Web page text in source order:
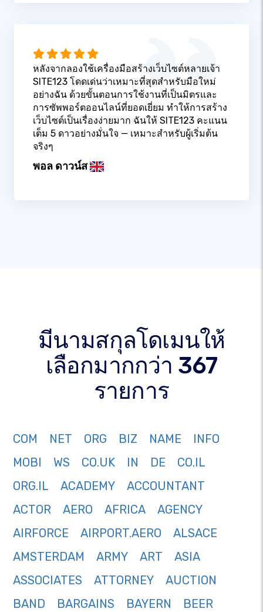
หลังจากลองใช้เครื่องมือสร้างเว็บไซต์หลายเจ้า
SITE123 โดดเด่นว่าเหมาะที่สุดสำหรับมือใหม่
อย่างฉัน ด้วยขั้นตอนการใช้งานที่เป็นมิตรและ
การซัพพอร์ตออนไลน์ที่ยอดเยี่ยม ทำให้การสร้าง
เว็บไซต์เป็นเรื่องง่ายมาก ฉันให้ SITE123 คะแนน
เต็ม 5 ดาวอย่างมั่นใจ — เหมาะสำหรับผู้เริ่มต้น
จริงๆ
พอล ดาวน์ส
มีนามสกุลโดเมนให้
เลือกมากกว่า 367
รายการ
COM NET ORG BIZ NAME
INFO
MOBI
WS CO.UK IN DE
CO.IL
ORG.IL
ACADEMY
ACCOUNTANT
ACTOR
AERO AFRICA
AGENCY
AIRFORCE
AIRPORT.AERO
ALSACE
AMSTERDAM
ARMY ART
ASIA
ASSOCIATES
ATTORNEY
AUCTION
BAND
BARGAINS BAYERN
BEER